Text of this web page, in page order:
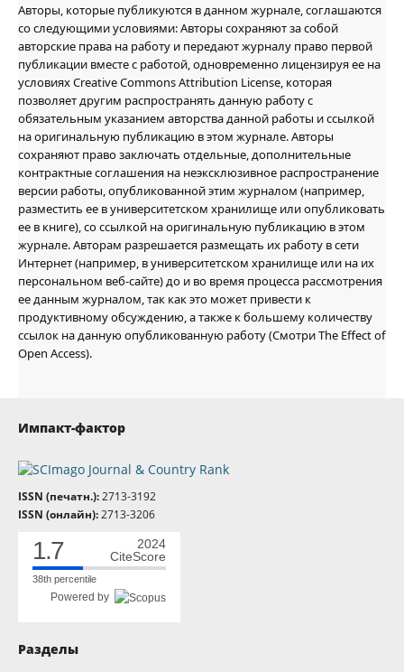
Авторы, которые публикуются в данном журнале, соглашаются
со следующими условиями: Авторы сохраняют за собой
авторские права на работу и передают журналу право первой
публикации вместе с работой, одновременно лицензируя ее на
условиях Creative Commons Attribution License, которая
позволяет другим распространять данную работу с
обязательным указанием авторства данной работы и ссылкой
на оригинальную публикацию в этом журнале. Авторы
сохраняют право заключать отдельные, дополнительные
контрактные соглашения на неэксклюзивное распространение
версии работы, опубликованной этим журналом (например,
разместить ее в университетском хранилище или опубликовать
ее в книге), со ссылкой на оригинальную публикацию в этом
журнале. Авторам разрешается размещать их работу в сети
Интернет (например, в университетском хранилище или на их
персональном веб-сайте) до и во время процесса рассмотрения
ее данным журналом, так как это может привести к
продуктивному обсуждению, а также к большему количеству
ссылок на данную опубликованную работу (Смотри The Effect of
Open Access).
Импакт-фактор
ISSN (печатн.):2713-3192
ISSN (онлайн):2713-3206
1.7
2024
CiteScore
38th percentile
Powered by
Разделы